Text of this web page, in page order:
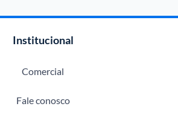
Institucional
Comercial
Fale conosco